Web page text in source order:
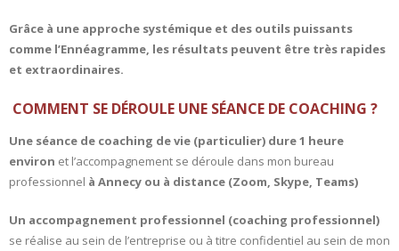
Grâce à une approche systémique et des outils puissants
comme l’Ennéagramme, les résultats peuvent être très rapides
et extraordinaires.
COMMENT SE DÉROULE UNE SÉANCE DE COACHING ?
Une séance de coaching de vie (particulier) dure 1 heure
environ et l’accompagnement se déroule dans mon bureau
professionnel à Annecy ou à distance (Zoom, Skype, Teams)
Un accompagnement professionnel (coaching professionnel)
se réalise au sein de l’entreprise ou à titre confidentiel au sein de mon